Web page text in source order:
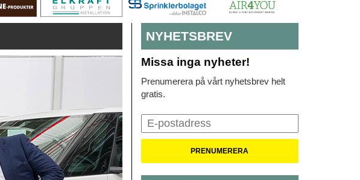
NYHETSBREV
Missa inga nyheter!
Prenumerera på vårt nyhetsbrev helt
gratis.